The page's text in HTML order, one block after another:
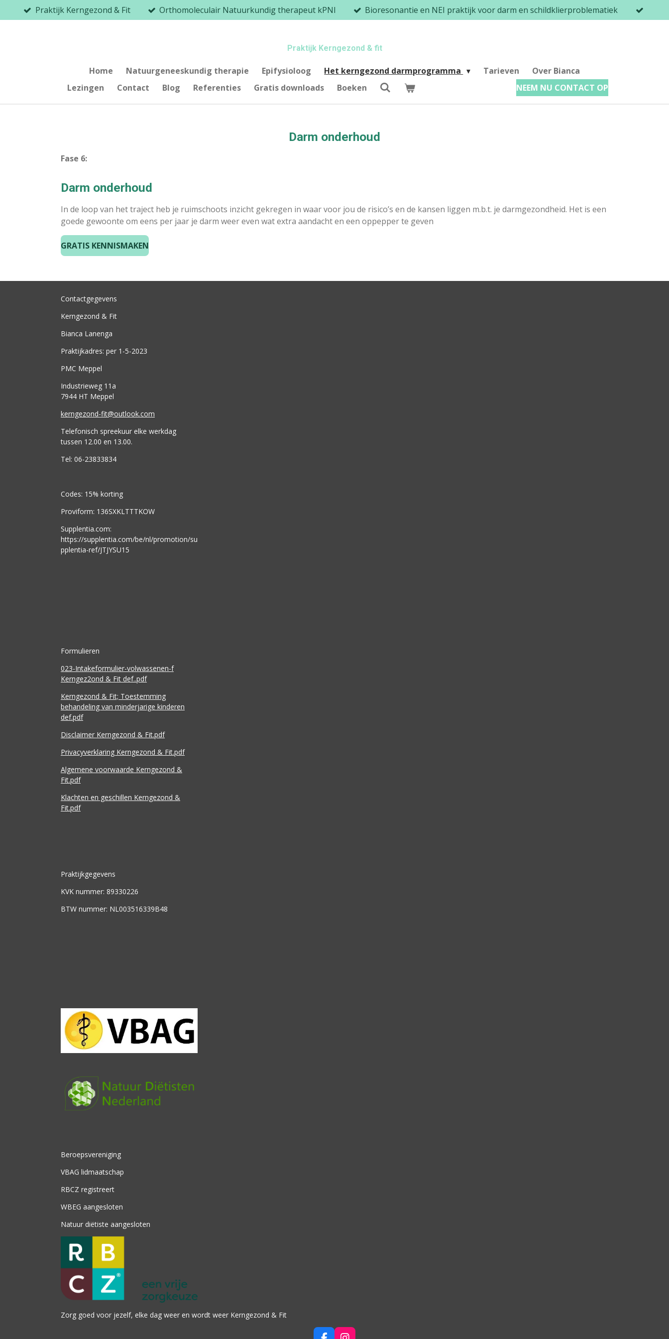
direct
Praktijk Kerngezond & Fit Orthomoleculair Natuurkundig therapeut kPNI Bioresonantie en NEI praktijk voor darm en schildklierproblematiek
Praktijk Kerngezond & fit
Home Natuurgeneeskundig therapie Epifysioloog Het kerngezond darmprogramma Tarieven
Over Bianca
Lezingen
Contact Blog Referenties Gratis downloads Boeken NEEM NU CONTACT OP
Darm onderhoud
Fase 6:
Darm onderhoud
In de loop van het traject heb je ruimschoots inzicht gekregen in waar voor jou de risico’s en de kansen liggen m.b.t. je darmgezondheid. Het is een
goede gewoonte om eens per jaar je darm weer even wat extra aandacht en een oppepper te geven
GRATIS KENNISMAKEN
Contactgegevens
Kerngezond & Fit
Bianca Lanenga
Praktijkadres: per 1-5-2023
PMC Meppel
Industrieweg 11a
7944 HT Meppel
kerngezond-fit@outlook.com
Telefonisch spreekuur elke werkdag
tussen 12.00 en 13.00.
Tel: 06-23833834
Codes: 15% korting
Proviform: 136SXKLTTTKOW
Supplentia.com:
https://supplentia.com/be/nl/promotion/su
pplentia-ref/JTJYSU15
Formulieren
023-Intakeformulier-volwassenen-f
Kerngez2ond & Fit def..pdf
Kerngezond & Fit; Toestemming
behandeling van minderjarige kinderen
def.pdf
Disclaimer Kerngezond & Fit.pdf
Privacyverklaring Kerngezond & Fit.pdf
Algemene voorwaarde Kerngezond &
Fit.pdf
Klachten en geschillen Kerngezond &
Fit.pdf
Praktijkgegevens
KVK nummer: 89330226
BTW nummer: NL003516339B48
Beroepsvereniging
VBAG lidmaatschap
RBCZ registreert
WBEG aangesloten
Natuur diëtiste aangesloten
Zorg goed voor jezelf, elke dag weer en wordt weer Kerngezond & Fit